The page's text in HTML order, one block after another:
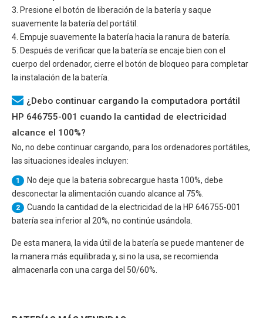
3. Presione el botón de liberación de la batería y saque
suavemente la batería del portátil.
4. Empuje suavemente la batería hacia la ranura de batería.
5. Después de verificar que la batería se encaje bien con el
cuerpo del ordenador, cierre el botón de bloqueo para completar
la instalación de la batería.
¿Debo continuar cargando la computadora portátil
HP 646755-001 cuando la cantidad de electricidad
alcance el 100%?
No, no debe continuar cargando, para los ordenadores portátiles,
las situaciones ideales incluyen:
1
No deje que la bateria sobrecargue hasta 100%, debe
desconectar la alimentación cuando alcance al 75%.
2 Cuando la cantidad de la electricidad de la HP 646755-001
batería sea inferior al 20%, no continúe usándola.
De esta manera, la vida útil de la batería se puede mantener de
la manera más equilibrada y, si no la usa, se recomienda
almacenarla con una carga del 50/60%.